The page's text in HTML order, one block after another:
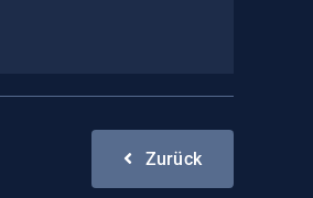
Zurück